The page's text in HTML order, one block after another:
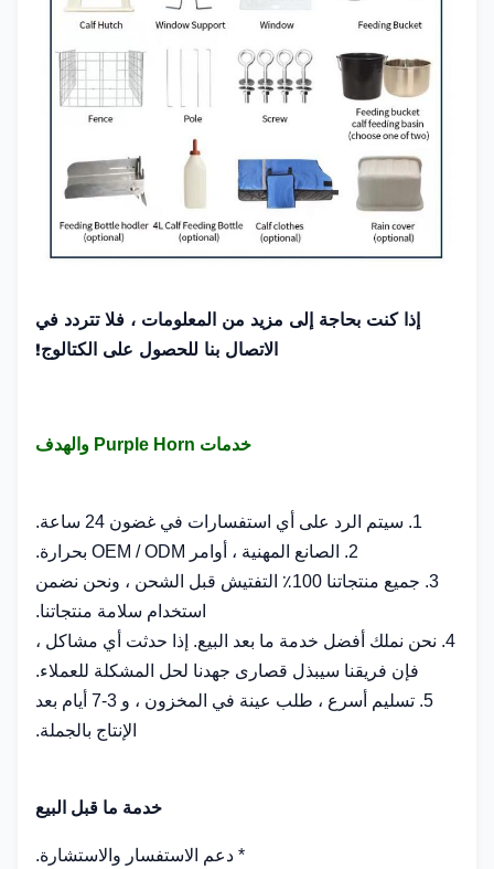
إذا كنت بحاجة إلى مزيد من المعلومات ، فلا تتردد في
الاتصال بنا للحصول على الكتالوج!
خدمات Purple Horn والهدف
1. سيتم الرد على أي استفسارات في غضون 24 ساعة.
2. الصانع المهنية ، أوامر OEM / ODM بحرارة.
3. جميع منتجاتنا 100٪ التفتيش قبل الشحن ، ونحن نضمن
استخدام سلامة منتجاتنا.
4. نحن نملك أفضل خدمة ما بعد البيع. إذا حدثت أي مشاكل ،
فإن فريقنا سيبذل قصارى جهدنا لحل المشكلة للعملاء.
5. تسليم أسرع ، طلب عينة في المخزون ، و 3-7 أيام بعد
الإنتاج بالجملة.
خدمة ما قبل البيع
* دعم الاستفسار والاستشارة.